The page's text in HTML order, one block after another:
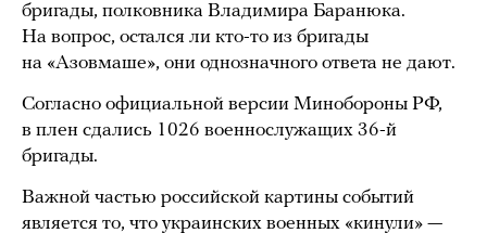
бригады, полковника Владимира Баранюка.
На вопрос, остался ли кто-то из бригады
на «Азовмаше», они однозначного ответа не дают.
Согласно официальной версии Минобороны РФ,
в плен сдались 1026 военнослужащих 36-й
бригады.
Важной частью российской картины событий
является то, что украинских военных «кинули» —